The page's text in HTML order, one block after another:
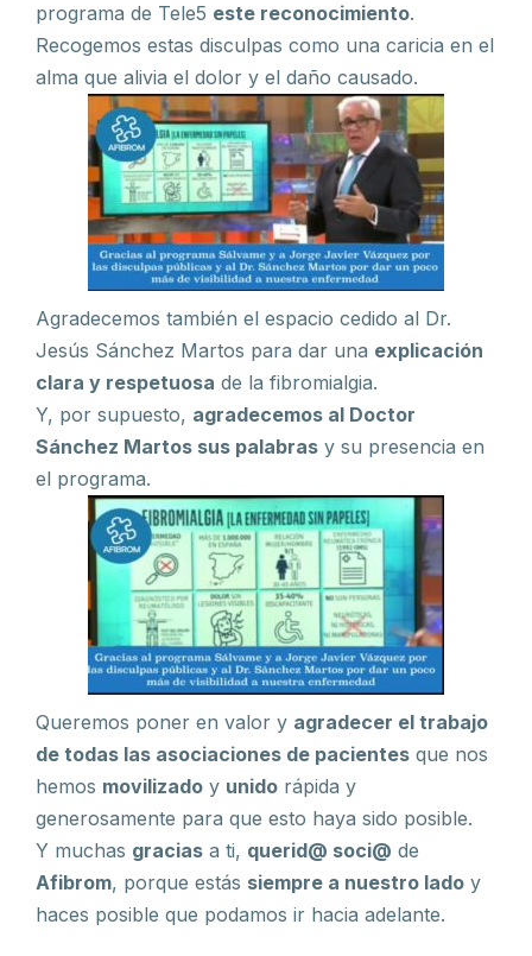
programa de Tele5 este reconocimiento.
Recogemos estas disculpas como una caricia en el
alma que alivia el dolor y el daño causado.
Agradecemos también el espacio cedido al Dr.
Jesús Sánchez Martos para dar una explicación
clara y respetuosa de la fibromialgia.
Y, por supuesto, agradecemos al Doctor
Sánchez Martos sus palabras y su presencia en
el programa.
Queremos poner en valor y agradecer el trabajo
de todas las asociaciones de pacientes que nos
hemos movilizado y unido rápida y
generosamente para que esto haya sido posible.
Y muchas gracias a ti, querid@ soci@ de
Afibrom, porque estás siempre a nuestro lado y
haces posible que podamos ir hacia adelante.